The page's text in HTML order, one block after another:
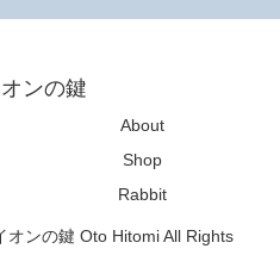
About
Shop
Rabbit
ンの鍵 Oto Hitomi All Rights